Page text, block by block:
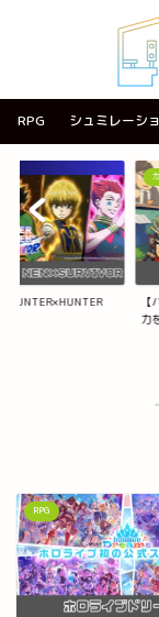
RPG シュミレーシ
HUNTER×HUNTER
力
RPG